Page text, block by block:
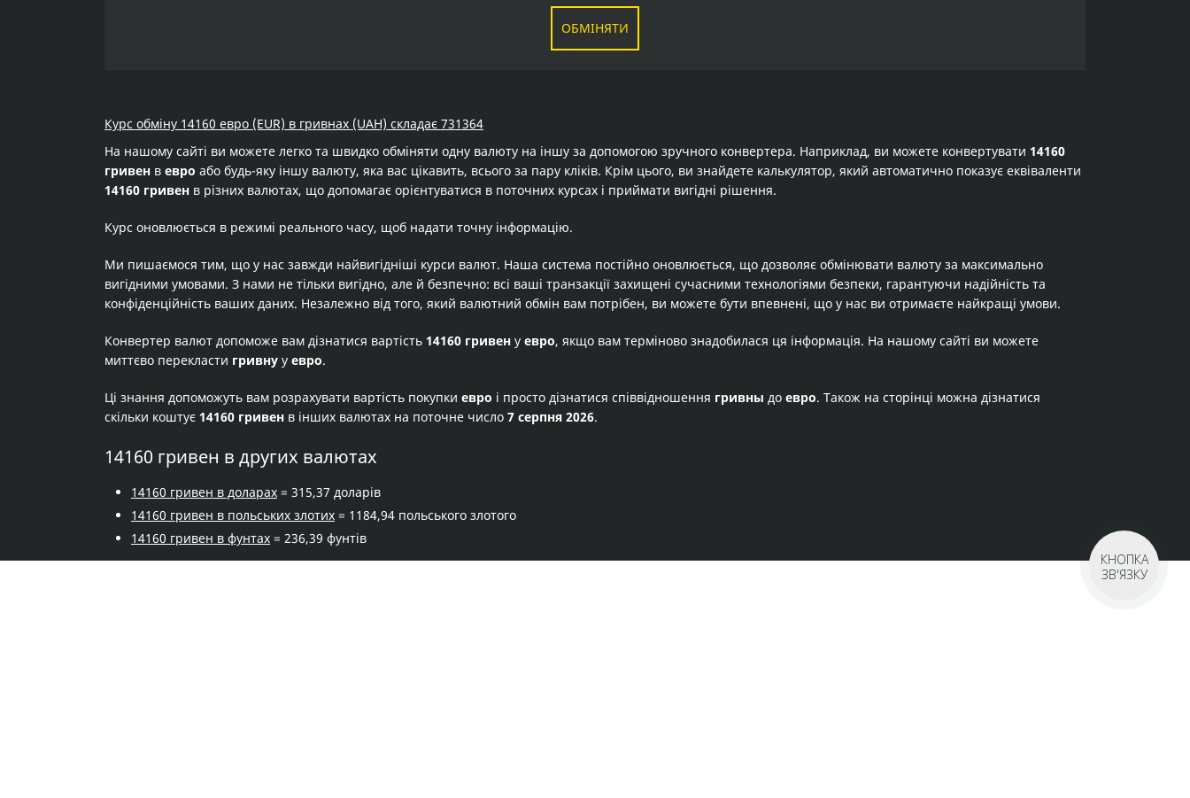
ОБМІНЯТИ
Курс обміну 14160 евро (EUR) в гривнах (UAH) складає 731364
На нашому сайті ви можете легко та швидко обміняти одну валюту на іншу за допомогою зручного конвертера. Наприклад, ви можете конвертувати 14160
гривен в евро або будь-яку іншу валюту, яка вас цікавить, всього за пару кліків. Крім цього, ви знайдете калькулятор, який автоматично показує еквіваленти
14160 гривен в різних валютах, що допомагає орієнтуватися в поточних курсах і приймати вигідні рішення.
Курс оновлюється в режимі реального часу, щоб надати точну інформацію.
Ми пишаємося тим, що у нас завжди найвигідніші курси валют. Наша система постійно оновлюється, що дозволяє обмінювати валюту за максимально
вигідними умовами. З нами не тільки вигідно, але й безпечно: всі ваші транзакції захищені сучасними технологіями безпеки, гарантуючи надійність та
конфіденційність ваших даних. Незалежно від того, який валютний обмін вам потрібен, ви можете бути впевнені, що у нас ви отримаєте найкращі умови.
Конвертер валют допоможе вам дізнатися вартість 14160 гривен у евро, якщо вам терміново знадобилася ця інформація. На нашому сайті ви можете
миттєво перекласти гривну у евро.
Ці знання допоможуть вам розрахувати вартість покупки евро і просто дізнатися співвідношення гривны до евро. Також на сторінці можна дізнатися
скільки коштує 14160 гривен в інших валютах на поточне число 7 серпня 2026.
14160 гривен в других валютах
14160 гривен в доларах = 315,37 доларів
14160 гривен в польських злотих = 1184,94 польського злотого
14160 гривен в фунтах = 236,39 фунтів
КНОПКА
ЗВ'ЯЗКУ